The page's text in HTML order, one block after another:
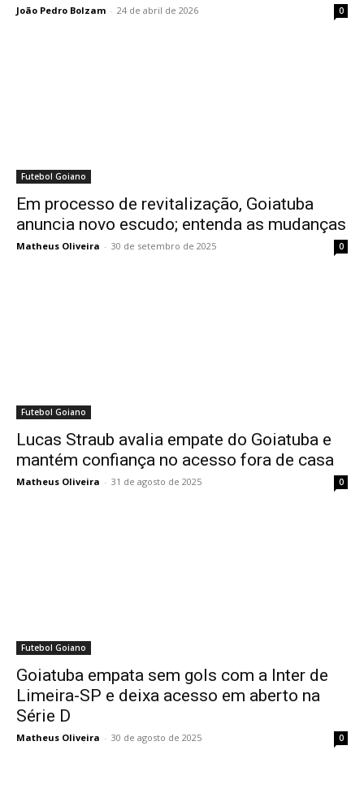
João Pedro Bolzam - 24 de abril de 2026 0
Futebol Goiano
Em processo de revitalização, Goiatuba
anuncia novo escudo; entenda as mudanças
Matheus Oliveira - 30 de setembro de 2025 0
Futebol Goiano
Lucas Straub avalia empate do Goiatuba e
mantém confiança no acesso fora de casa
Matheus Oliveira - 31 de agosto de 2025 0
Futebol Goiano
Goiatuba empata sem gols com a Inter de
Limeira-SP e deixa acesso em aberto na
Série D
Matheus Oliveira - 30 de agosto de 2025 0